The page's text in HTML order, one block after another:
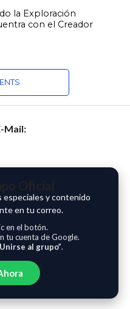
la Exploración
con el Creador
Mail:
especiales y contenido
en tu correo.
en el botón.
tu cuenta de Google.
al grupo”.